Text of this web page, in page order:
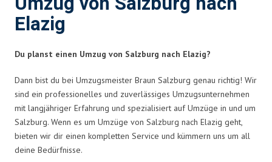
Elazig
Du planst einen Umzug von Salzburg nach Elazig?
Dann bist du bei Umzugsmeister Braun Salzburg genau richtig! Wir
sind ein professionelles und zuverlässiges Umzugsunternehmen
mit langjähriger Erfahrung und spezialisiert auf Umzüge in und um
Salzburg. Wenn es um Umzüge von Salzburg nach Elazig geht,
bieten wir dir einen kompletten Service und kümmern uns um all
deine Bedürfnisse.